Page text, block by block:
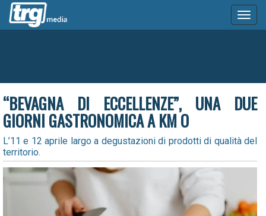
“BEVAGNA DI ECCELLENZE”, UNA DUE
GIORNI GASTRONOMICA A KM O
L’11 e 12 aprile largo a degustazioni di prodotti di qualità del
territorio.